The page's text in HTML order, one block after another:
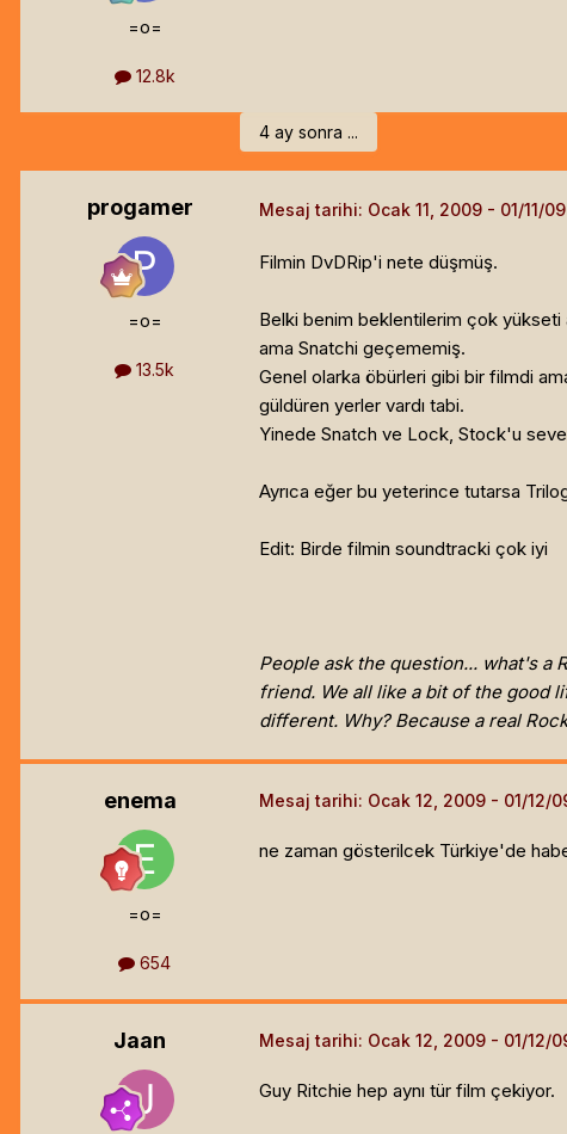
=o=
12.8k
4 ay sonra ...
progamer
=o=
13.5k
Mesaj tarihi: Ocak 11, 2009
Filmin DvDRip'i nete düşmüş.
Belki benim beklentilerim çok
ama Snatchi geçememiş.
Genel olarka öbürleri gibi bir filmdi
güldüren yerler vardı tabi.
Yinede Snatch ve Lock, Stock'u
Ayrıca eğer bu yeterince tutarsa
Edit: Birde filmin soundtracki çok iyi
People ask the question... what's a
friend. We all like a bit of the good
different. Why? Because a real
enema
=o=
654
Mesaj tarihi: Ocak 12, 2009
ne zaman gösterilcek Türkiye'de
Jaan Mesaj tarihi: Ocak 12, 2009
Guy Ritchie hep aynı tür film çekiyor.